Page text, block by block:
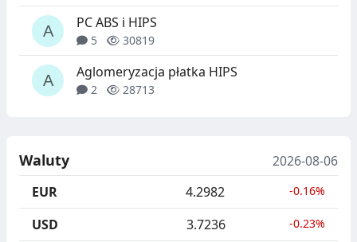
PC ABS i HIPS
5 30819
Aglomeryzacja płatka HIPS
2 28713
Waluty
2026-08-06
EUR
4.2982 -0.16%
USD 3.7236 -0.23%